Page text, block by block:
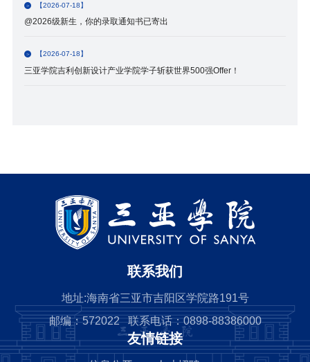
【2026-07-18】
@2026级新生，你的录取通知书已寄出
【2026-07-18】
三亚学院吉利创新设计产业学院学子斩获世界500强Offer！
联系我们
地址:海南省三亚市吉阳区学院路191号
邮编：572022 联系电话：0898-88386000
友情链接